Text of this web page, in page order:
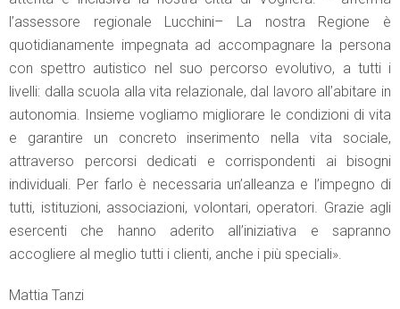
l’assessore regionale Lucchini– La nostra Regione è
quotidianamente impegnata ad accompagnare la persona
con spettro autistico nel suo percorso evolutivo, a tutti i
livelli: dalla scuola alla vita relazionale, dal lavoro all’abitare in
autonomia. Insieme vogliamo migliorare le condizioni di vita
e garantire un concreto inserimento nella vita sociale,
attraverso percorsi dedicati e corrispondenti ai bisogni
individuali. Per farlo è necessaria un’alleanza e l’impegno di
tutti, istituzioni, associazioni, volontari, operatori. Grazie agli
esercenti che hanno aderito all’iniziativa e sapranno
accogliere al meglio tutti i clienti, anche i più speciali».
Mattia Tanzi